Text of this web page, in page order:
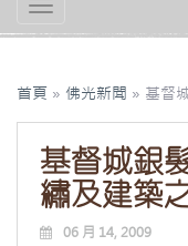
TOGGLE
首頁 » 佛光新聞 » 基督
基督城銀
繡及建築
06 月 14, 2009